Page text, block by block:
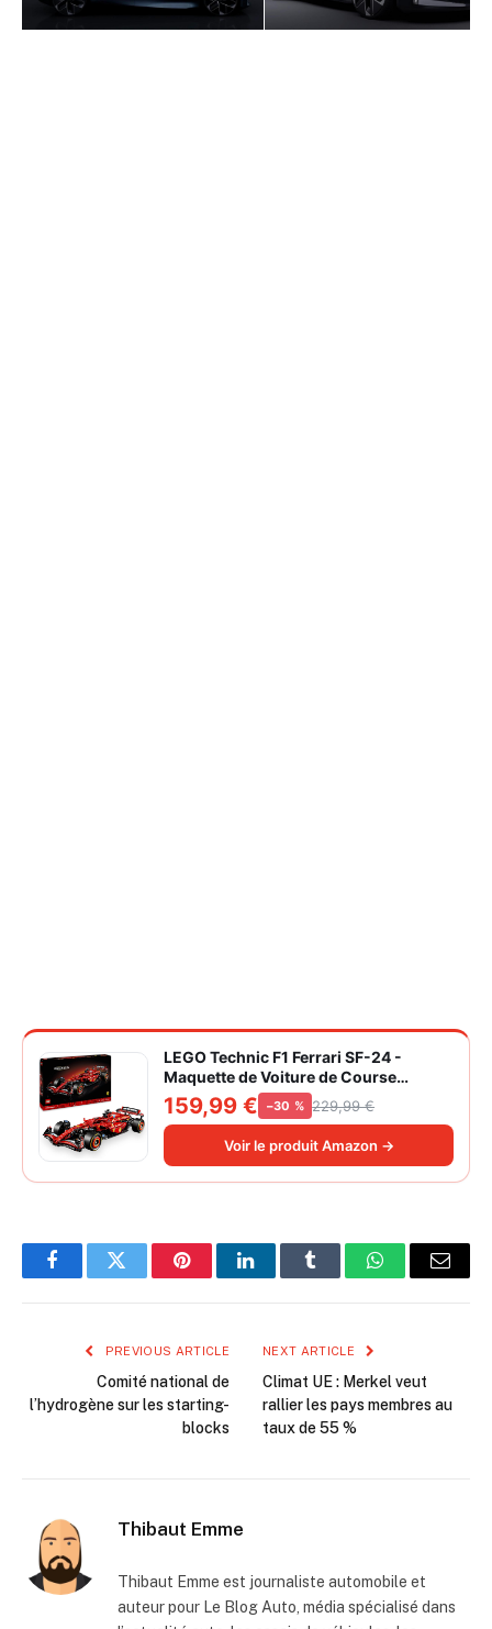
LEGO Technic F1 Ferrari SF-24 -
Maquette de Voiture de Course
Collector à Échelle 1/8 - Décoration -
Inclut Moteur V6, Boîte de Vitesses,
DRS et Volant - Idée de Cadeau pour
Adulte et Adolescent 42207
159,99 € −30 % 229,99 €
Voir le produit Amazon →
FacebookTwitter PinterestLinkedInTumblr WhatsAppEmail
PREVIOUS ARTICLE
Comité national de
l’hydrogène sur les starting-
blocks
NEXT ARTICLE
Climat UE : Merkel veut
rallier les pays membres au
taux de 55 %
Thibaut Emme
Thibaut Emme est journaliste automobile et
auteur pour Le Blog Auto, média spécialisé dans